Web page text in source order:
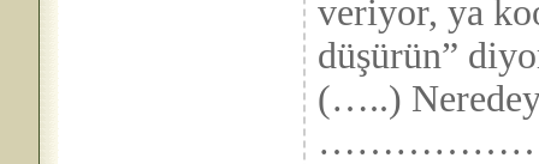
veriyor, ya
düşürün”
(…..)